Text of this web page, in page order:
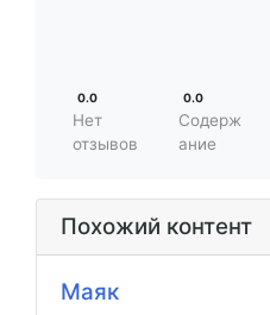
0.0
Нет
отзывов
0.0
Содерж
ание
Похожий контент
Маяк